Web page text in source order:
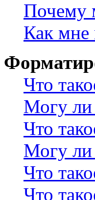
Почему
Как мне
Что
Могу ли
Что
Могу ли
Что
Что